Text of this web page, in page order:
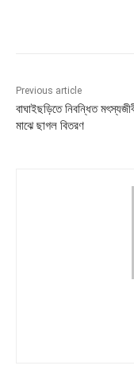
Previous article
বাঘাইছড়িতে নিবন্ধিত
মাঝে ছাগল বিতরণ